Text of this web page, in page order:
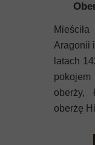
Aragonii
latach
oberży,
oberżę